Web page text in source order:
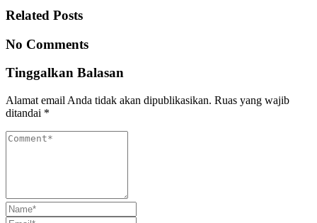
Related Posts
No Comments
Tinggalkan Balasan
Alamat email Anda tidak akan dipublikasikan. Ruas yang wajib
ditandai *